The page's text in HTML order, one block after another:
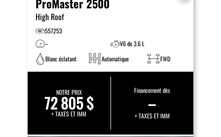
High Roof
557253
–
V6 de 3.6 L
Blanc éclatant
Automatique FWD
NOTRE PRIX
72 805 $
+ TAXES ET IMM
Financement dès
–
+ TAXES ET IMM